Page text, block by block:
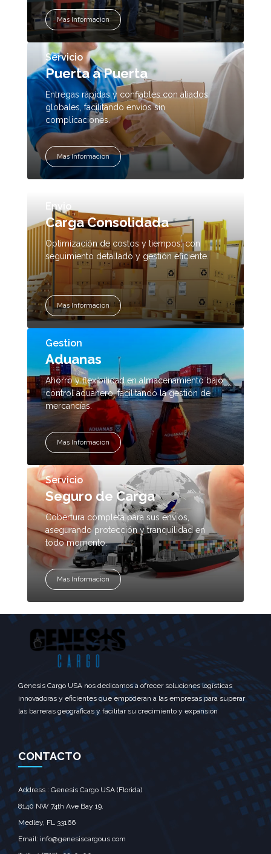
Mas Informacion
Servicio
Puerta a Puerta
Entregas rápidas y confiables con aliados
globales, facilitando envíos sin
complicaciones.
Mas Informacion
Envio
Carga Consolidada
Optimización de costos y tiempos, con
seguimiento detallado y gestión eficiente.
Mas Informacion
Gestion
Aduanas
Ahorro y flexibilidad en almacenamiento bajo
control aduanero, facilitando la gestión de
mercancías.
Mas Informacion
Servicio
Seguro de Carga
Cobertura completa para sus envíos,
asegurando protección y tranquilidad en
todo momento.
Mas Informacion
Genesis Cargo USA nos dedicamos a ofrecer soluciones logísticas
innovadoras y eficientes que empoderan a las empresas para superar
las barreras geográficas y facilitar su crecimiento y expansión
CONTACTO
Address : Genesis Cargo USA (Florida)
8140 NW 74th Ave Bay 19.
Medley, FL 33166
Email: info@genesiscargous.com‎